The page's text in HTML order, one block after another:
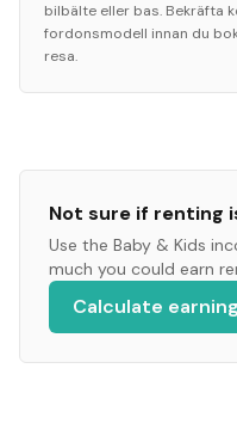
bilbälte eller bas. Bekräfta
fordonsmodell innan du
resa.
Not sure if renting
Use the Baby & Kids
much you could earn
Calculate